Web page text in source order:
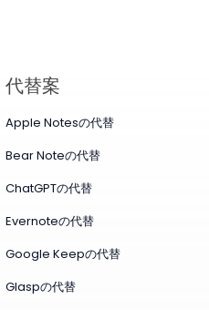
代替案
Apple Notesの代替
Bear Noteの代替
ChatGPTの代替
Evernoteの代替
Google Keepの代替
Glaspの代替